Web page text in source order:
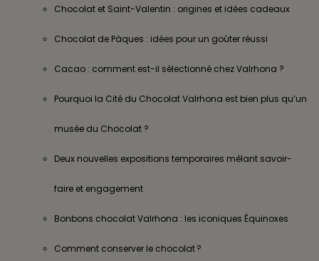
Chocolat et Saint-Valentin : origines et idées cadeaux
Chocolat de Pâques : idées pour un goûter réussi
Cacao : comment est-il sélectionné chez Valrhona ?
Pourquoi la Cité du Chocolat Valrhona est bien plus qu’un
musée du Chocolat ?
Deux nouvelles expositions temporaires mêlant savoir-
faire et engagement
Bonbons chocolat Valrhona : les iconiques Équinoxes
Comment conserver le chocolat ?